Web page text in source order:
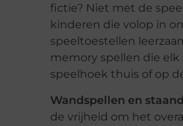
fictie? Niet met de
kinderen die volop in
speeltoestellen
memory spellen die
speelhoek thuis of op
Wandspellen en
de vrijheid om het